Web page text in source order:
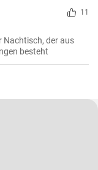
11
Nachtisch, der aus
besteht